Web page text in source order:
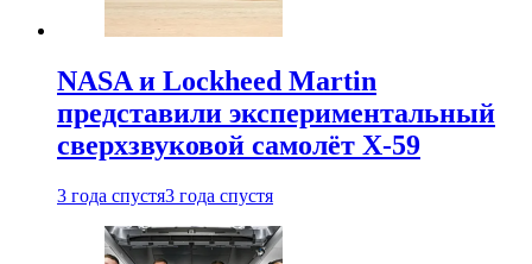
NASA и Lockheed Martin
представили экспериментальный
сверхзвуковой самолёт X-59
3 года спустя3 года спустя